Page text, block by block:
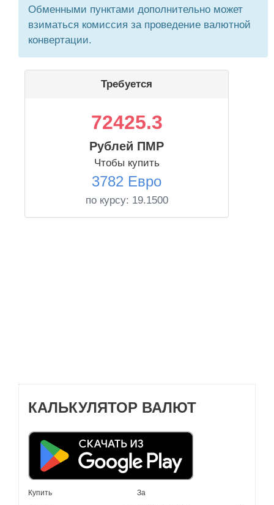
Обменными пунктами дополнительно может
взиматься комиссия за проведение валютной
конвертации.
Требуется
72425.3
Рублей ПМР
Чтобы купить
3782 Евро
по курсу: 19.1500
КАЛЬКУЛЯТОР ВАЛЮТ
Купить За